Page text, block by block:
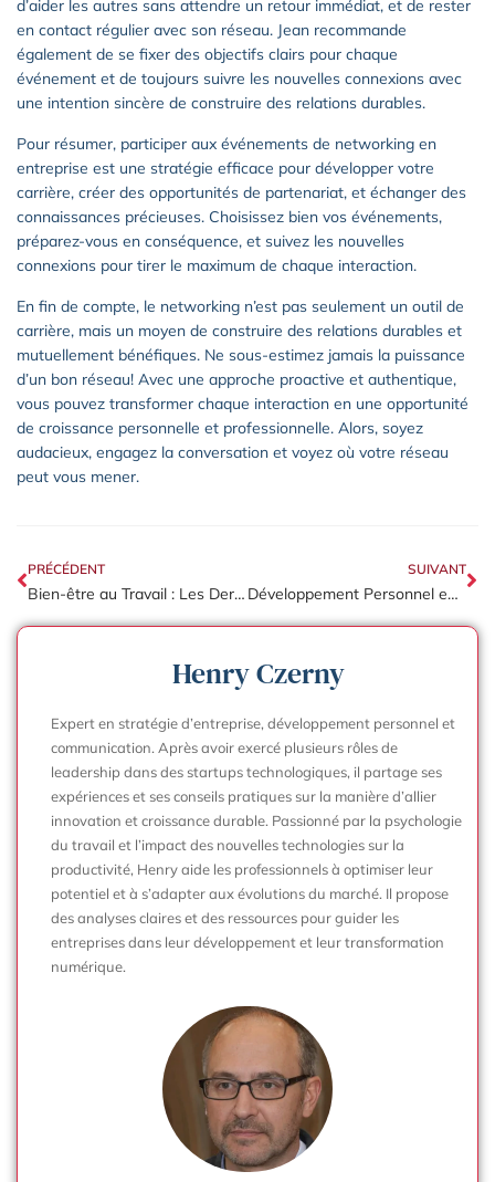
d’aider les autres sans attendre un retour immédiat, et de rester
en contact régulier avec son réseau. Jean recommande
également de se fixer des objectifs clairs pour chaque
événement et de toujours suivre les nouvelles connexions avec
une intention sincère de construire des relations durables.
Pour résumer, participer aux événements de networking en
entreprise est une stratégie efficace pour développer votre
carrière, créer des opportunités de partenariat, et échanger des
connaissances précieuses. Choisissez bien vos événements,
préparez-vous en conséquence, et suivez les nouvelles
connexions pour tirer le maximum de chaque interaction.
En fin de compte, le networking n’est pas seulement un outil de
carrière, mais un moyen de construire des relations durables et
mutuellement bénéfiques. Ne sous-estimez jamais la puissance
d’un bon réseau! Avec une approche proactive et authentique,
vous pouvez transformer chaque interaction en une opportunité
de croissance personnelle et professionnelle. Alors, soyez
audacieux, engagez la conversation et voyez où votre réseau
peut vous mener.
PRÉCÉDENT
Bien-être au Travail : Les Dernières Tendances en Entreprise
SUIVANT
Développement Personnel en Entreprise : Astuces pour Booster Votre Carrière
Henry Czerny
Expert en stratégie d’entreprise, développement personnel et
communication. Après avoir exercé plusieurs rôles de
leadership dans des startups technologiques, il partage ses
expériences et ses conseils pratiques sur la manière d’allier
innovation et croissance durable. Passionné par la psychologie
du travail et l’impact des nouvelles technologies sur la
productivité, Henry aide les professionnels à optimiser leur
potentiel et à s’adapter aux évolutions du marché. Il propose
des analyses claires et des ressources pour guider les
entreprises dans leur développement et leur transformation
numérique.